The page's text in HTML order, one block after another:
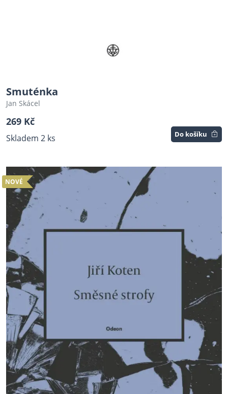
Smuténka
Jan Skácel
269 Kč
Skladem 2 ks Do košíku
NOVÉ